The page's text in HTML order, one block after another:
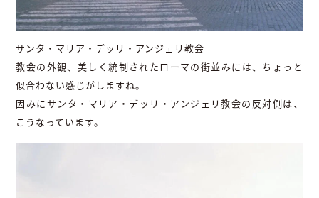
サンタ・マリア・デッリ・アンジェリ教会
教会の外観、美しく統制されたローマの街並みには、ちょっと
似合わない感じがしますね。
因みにサンタ・マリア・デッリ・アンジェリ教会の反対側は、
こうなっています。